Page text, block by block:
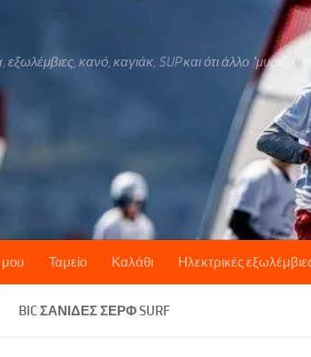
κανό, καγιάκ, SUP και ότι άλλο "μυρίζει"
Ταμείο Καλάθι Ηλεκτρικές
BIC ΣΑΝΊΔΕΣ ΣΕΡΦ SURF